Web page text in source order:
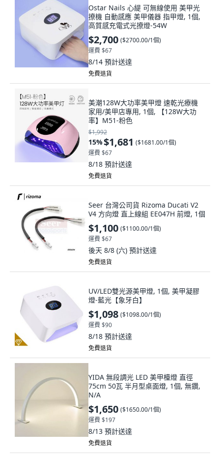
Ostar Nails 心緹 可無線使用 美甲光
撩機 自動感應 美甲儀器 指甲燈, 1個,
高質感充電式光撩燈-54W
$2,700 ($2700.00/1個)
運費 $67
8/14 預計送達
免費退貨
美潮128W大功率美甲燈 速乾光療機
家用/美甲店專用, 1個, 【128W大功
率】M51-粉色
$1,992
15%$1,681 ($1681.00/1個)
運費 $67
8/18 預計送達
免費退貨
Seer 台灣公司貨 Rizoma Ducati V2
V4 方向燈 直上線組 EE047H 前燈, 1個
$1,100 ($1100.00/1個)
運費 $67
後天 8/8 (六) 預計送達
免費退貨
UV/LED雙光源美甲燈, 1個, 美甲凝膠
燈-藍光【象牙白】
$1,098 ($1098.00/1個)
運費 $90
8/18 預計送達
免費退貨
YIDA 無段調光 LED 美甲檯燈 直徑
75cm 50瓦 半月型桌面燈, 1個, 無鑽,
N/A
$1,650 ($1650.00/1個)
運費 $197
8/13 預計送達
免費退貨